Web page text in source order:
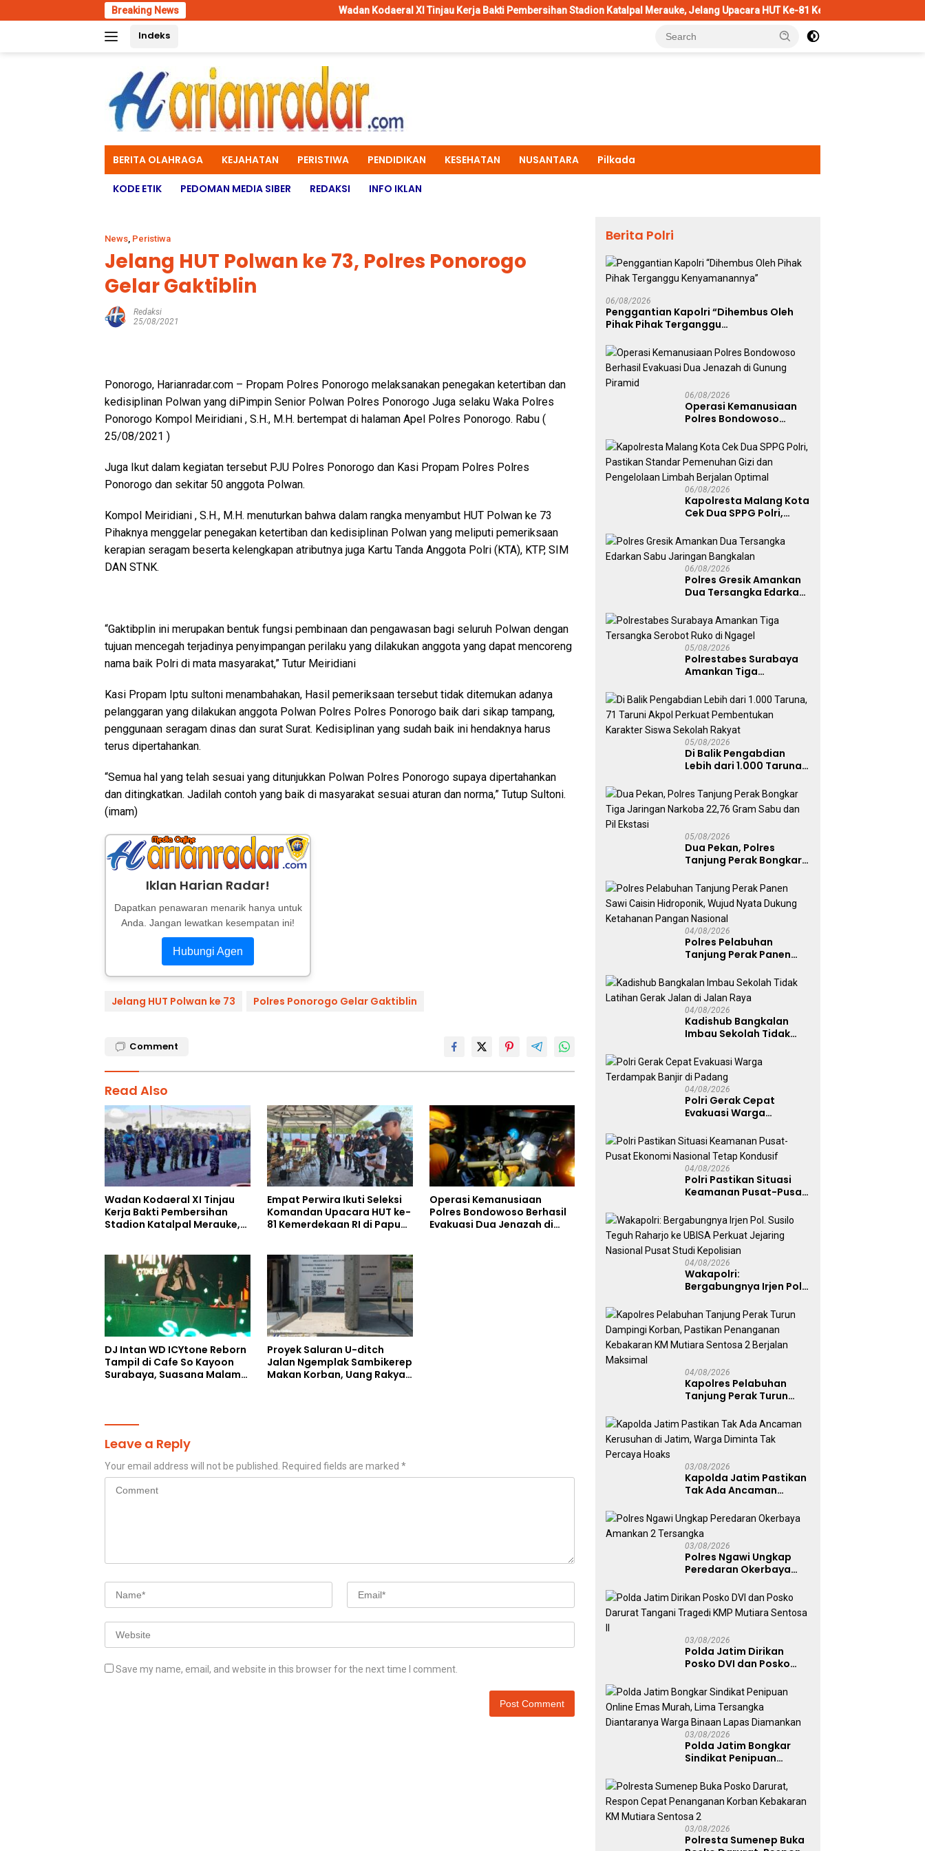
to
Breaking News Wadan Kodaeral XI Tinjau Kerja Bakti Pembersihan Stadion Katalpal Merauke, Jelang Upacara HUT Ke-81 Kemerdekaan RI
Indeks
BERITA OLAHRAGA KEJAHATAN PERISTIWA PENDIDIKAN KESEHATAN NUSANTARA Pilkada
KODE ETIK PEDOMAN MEDIA SIBER REDAKSI INFO IKLAN
News, Peristiwa
Jelang HUT Polwan ke 73, Polres Ponorogo
Gelar Gaktiblin
Redaksi
25/08/2021
Ponorogo, Harianradar.com – Propam Polres Ponorogo melaksanakan penegakan ketertiban dan
kedisiplinan Polwan yang diPimpin Senior Polwan Polres Ponorogo Juga selaku Waka Polres
Ponorogo Kompol Meiridiani , S.H., M.H. bertempat di halaman Apel Polres Ponorogo. Rabu (
25/08/2021 )
Juga Ikut dalam kegiatan tersebut PJU Polres Ponorogo dan Kasi Propam Polres Polres
Ponorogo dan sekitar 50 anggota Polwan.
Kompol Meiridiani , S.H., M.H. menuturkan bahwa dalam rangka menyambut HUT Polwan ke 73
Pihaknya menggelar penegakan ketertiban dan kedisiplinan Polwan yang meliputi pemeriksaan
kerapian seragam beserta kelengkapan atributnya juga Kartu Tanda Anggota Polri (KTA), KTP, SIM
DAN STNK.
“Gaktibplin ini merupakan bentuk fungsi pembinaan dan pengawasan bagi seluruh Polwan dengan
tujuan mencegah terjadinya penyimpangan perilaku yang dilakukan anggota yang dapat mencoreng
nama baik Polri di mata masyarakat,” Tutur Meiridiani
Kasi Propam Iptu sultoni menambahakan, Hasil pemeriksaan tersebut tidak ditemukan adanya
pelanggaran yang dilakukan anggota Polwan Polres Polres Ponorogo baik dari sikap tampang,
penggunaan seragam dinas dan surat Surat. Kedisiplinan yang sudah baik ini hendaknya harus
terus dipertahankan.
“Semua hal yang telah sesuai yang ditunjukkan Polwan Polres Ponorogo supaya dipertahankan
dan ditingkatkan. Jadilah contoh yang baik di masyarakat sesuai aturan dan norma,” Tutup Sultoni.
(imam)
Iklan Harian Radar!
Dapatkan penawaran menarik hanya untuk
Anda. Jangan lewatkan kesempatan ini!
Hubungi Agen
Jelang HUT Polwan ke 73 Polres Ponorogo Gelar Gaktiblin
Comment
Read Also
Wadan Kodaeral XI Tinjau
Kerja Bakti Pembersihan
Stadion Katalpal Merauke,
Empat Perwira Ikuti Seleksi
Komandan Upacara HUT ke-
81 Kemerdekaan RI di Papua
Operasi Kemanusiaan
Polres Bondowoso Berhasil
Evakuasi Dua Jenazah di
DJ Intan WD ICYtone Reborn
Tampil di Cafe So Kayoon
Surabaya, Suasana Malam
Proyek Saluran U-ditch
Jalan Ngemplak Sambikerep
Makan Korban, Uang Rakyat
Leave a Reply
Your email address will not be published. Required fields are marked *
Save my name, email, and website in this browser for the next time I comment.
Berita Polri
06/08/2026
Penggantian Kapolri “Dihembus Oleh
Pihak Pihak Terganggu
06/08/2026
Operasi Kemanusiaan
Polres Bondowoso
Jenazah di Gunung
Piramid
06/08/2026
Kapolresta Malang Kota
Cek Dua SPPG Polri,
Pemenuhan Gizi dan
Pengelolaan Limbah
Berjalan Optimal
06/08/2026
Polres Gresik Amankan
Dua Tersangka Edarkan
Bangkalan
05/08/2026
Polrestabes Surabaya
Amankan Tiga
Ruko di Ngagel
05/08/2026
Di Balik Pengabdian
Lebih dari 1.000 Taruna,
Pembentukan Karakter
Siswa Sekolah Rakyat
05/08/2026
Dua Pekan, Polres
Tanjung Perak Bongkar
22,76 Gram Sabu dan Pil
Ekstasi
04/08/2026
Polres Pelabuhan
Tanjung Perak Panen
Wujud Nyata Dukung
Ketahanan Pangan
Nasional
04/08/2026
Kadishub Bangkalan
Imbau Sekolah Tidak
Jalan Raya
04/08/2026
Polri Gerak Cepat
Evakuasi Warga
Padang
04/08/2026
Polri Pastikan Situasi
Keamanan Pusat-Pusat
Kondusif
04/08/2026
Wakapolri:
Bergabungnya Irjen Pol.
UBISA Perkuat Jejaring
Nasional Pusat Studi
Kepolisian
04/08/2026
Kapolres Pelabuhan
Tanjung Perak Turun
Pastikan Penanganan
Kebakaran KM Mutiara
Sentosa 2 Berjalan
03/08/2026
Kapolda Jatim Pastikan
Tak Ada Ancaman
Warga Diminta Tak
Percaya Hoaks
03/08/2026
Polres Ngawi Ungkap
Peredaran Okerbaya
03/08/2026
Polda Jatim Dirikan
Posko DVI dan Posko
Tragedi KMP Mutiara
Sentosa II
03/08/2026
Polda Jatim Bongkar
Sindikat Penipuan
Tersangka Diantaranya
Warga Binaan Lapas
Diamankan
03/08/2026
Polresta Sumenep Buka